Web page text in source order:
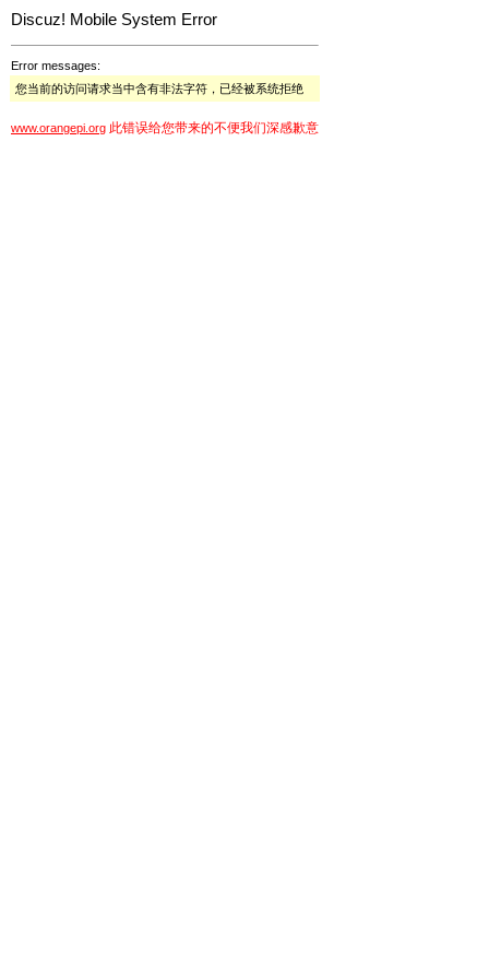
Discuz! Mobile System Error
Error messages:
您当前的访问请求当中含有非法字符，已经被系统拒绝
www.orangepi.org 此错误给您带来的不便我们深感歉意